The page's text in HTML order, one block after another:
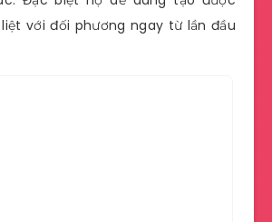
với đối phương ngay từ lần đầu